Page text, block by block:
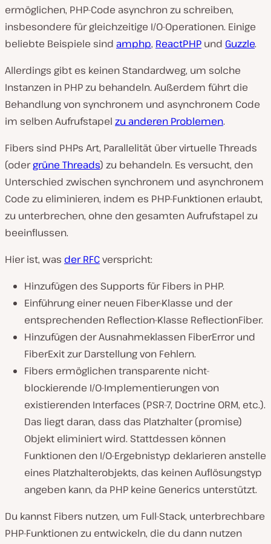
ermöglichen, PHP-Code asynchron zu schreiben,
insbesondere für gleichzeitige I/O-Operationen. Einige
beliebte Beispiele sind amphp, ReactPHP und Guzzle.
Allerdings gibt es keinen Standardweg, um solche
Instanzen in PHP zu behandeln. Außerdem führt die
Behandlung von synchronem und asynchronem Code
im selben Aufrufstapel zu anderen Problemen.
Fibers sind PHPs Art, Parallelität über virtuelle Threads
(odergrüne Threads) zu behandeln. Es versucht, den
Unterschied zwischen synchronem und asynchronem
Code zu eliminieren, indem es PHP-Funktionen erlaubt,
zu unterbrechen, ohne den gesamten Aufrufstapel zu
beeinflussen.
Hier ist, was der RFCverspricht:
Hinzufügen des Supports für Fibers in PHP.
Einführung einer neuen Fiber-Klasse und der
entsprechenden Reflection-Klasse ReflectionFiber.
Hinzufügen der Ausnahmeklassen FiberError und
FiberExit zur Darstellung von Fehlern.
Fibers ermöglichen transparente nicht-
blockierende I/O-Implementierungen von
existierenden Interfaces (PSR-7, Doctrine ORM, etc.).
Das liegt daran, dass das Platzhalter (promise)
Objekt eliminiert wird. Stattdessen können
Funktionen den I/O-Ergebnistyp deklarieren anstelle
eines Platzhalterobjekts, das keinen Auflösungstyp
angeben kann, da PHP keine Generics unterstützt.
Du kannst Fibers nutzen, um Full-Stack, unterbrechbare
PHP-Funktionen zu entwickeln, die du dann nutzen